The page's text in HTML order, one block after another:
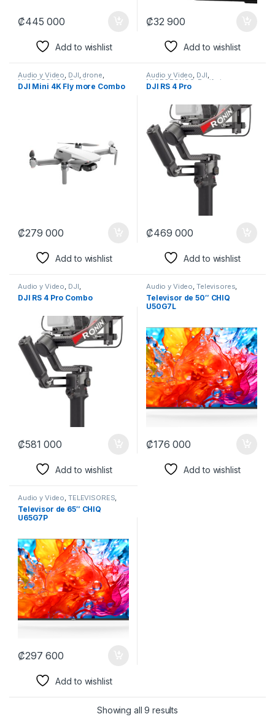
₡445 000
Add to wishlist
₡32 900
Add to wishlist
Audio y Video, DJI, drone,
MICROFONOS,Perifericos
Producción,Producción,
DJI Mini 4K Fly more Combo
₡279 000
Add to wishlist
Audio y Video, DJI,
MICROFONOS Perifericos
Producción,Producción
DJI RS 4 Pro
₡469 000
Add to wishlist
Audio y Video, DJI,
MICROFONOS ,Perifericos
Producción,Producción
DJI RS 4 Pro Combo
₡581 000
Add to wishlist
Audio y Video, Televisores,
TELEVISORES
Televisor de 50″ CHIQ
U50G7L
₡176 000
Add to wishlist
Audio y Video, TELEVISORES,
Televisores
Televisor de 65″ CHIQ
U65G7P
₡297 600
Add to wishlist
Showing all 9 results